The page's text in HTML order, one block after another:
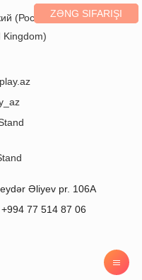
ZƏNG SIFARIŞI
Əliyev pr. 106A
+994 77 514 87 06